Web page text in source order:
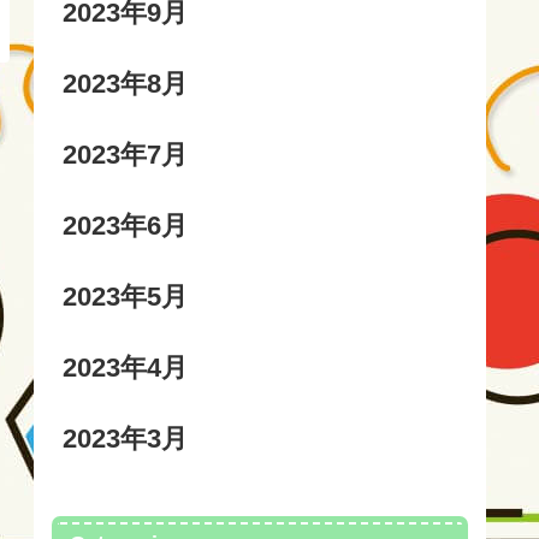
2023年9月
2023年8月
2023年7月
2023年6月
2023年5月
2023年4月
2023年3月